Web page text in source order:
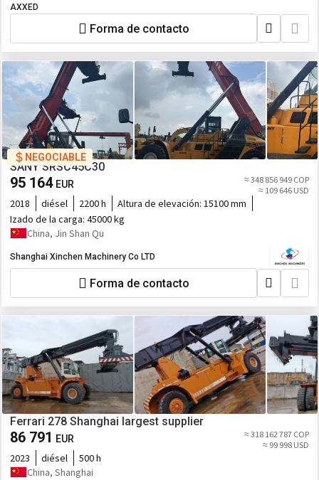
AXXED
Forma de contacto
NEGOCIABLE
SANY SRSC45C30
95 164 EUR
≈ 348 856 949 COP
≈ 109 646 USD
2018 diésel 2200 h Altura de elevación: 15100 mm
Izado de la carga: 45000 kg
China, Jin Shan Qu
Shanghai Xinchen Machinery Co LTD
Forma de contacto
Ferrari 278 Shanghai largest supplier
86 791 EUR
≈ 318 162 787 COP
≈ 99 998 USD
2023 diésel
500 h
China, Shanghai